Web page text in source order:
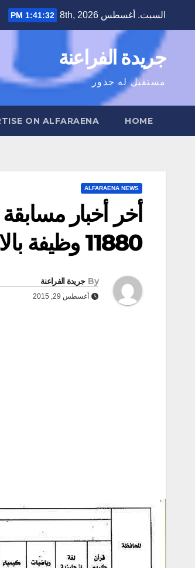
السبت. أغسطس 8th, 2026 1:41:33 PM
جريدة الفراعنة
مستقبل له جذور
HOME
ON ALFARAENA
ALFARAENA NEWS
أخر أخبار
11880 وظيفة بالاسم والرقم القومي
By جريدة الفراعنة
أغسطس 29, 2015